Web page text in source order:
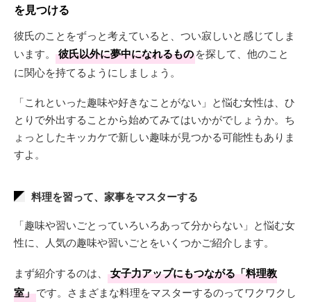
を見つける
彼氏のことをずっと考えていると、つい寂しいと感じてしま
います。
彼氏以外に夢中になれるものを探して、他のこと
に関心を持てるようにしましょう。
「これといった趣味や好きなことがない」と悩む女性は、ひ
とりで外出することから始めてみてはいかがでしょうか。ち
ょっとしたキッカケで新しい趣味が見つかる可能性もありま
すよ。
料理を習って、家事をマスターする
「趣味や習いごとっていろいろあって分からない」と悩む女
性に、人気の趣味や習いごとをいくつかご紹介します。
まず紹介するのは、
女子力アップにもつながる「料理教
室」です。さまざまな料理をマスターするのってワクワクし